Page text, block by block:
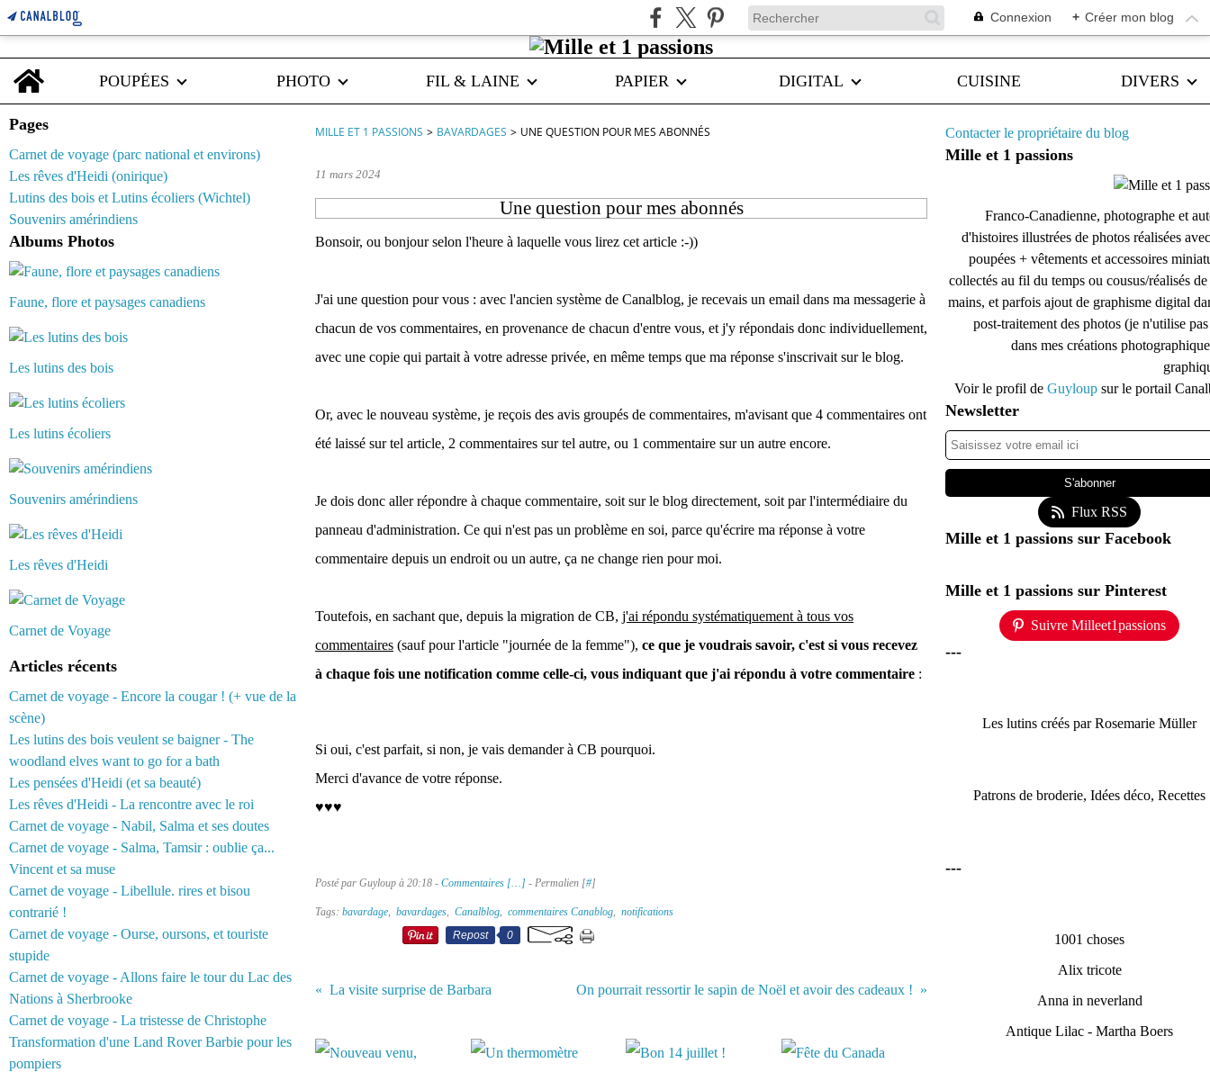
Connexion + Créer mon blog
Home
POUPÉES
PHOTO FIL & LAINE PAPIER DIGITAL CUISINE DIVERS
Pages
Carnet de voyage (parc national et environs)
Les rêves d'Heidi (onirique)
Lutins des bois et Lutins écoliers (Wichtel)
Souvenirs amérindiens
Albums Photos
Faune, flore et paysages canadiens
Les lutins des bois
Les lutins écoliers
Souvenirs amérindiens
Les rêves d'Heidi
Carnet de Voyage
Articles récents
Carnet de voyage - Encore la cougar ! (+ vue de la
scène)
Les lutins des bois veulent se baigner - The
woodland elves want to go for a bath
Les pensées d'Heidi (et sa beauté)
Les rêves d'Heidi - La rencontre avec le roi
Carnet de voyage - Nabil, Salma et ses doutes
Carnet de voyage - Salma, Tamsir : oublie ça...
Vincent et sa muse
Carnet de voyage - Libellule. rires et bisou
contrarié !
Carnet de voyage - Ourse, oursons, et touriste
stupide
Carnet de voyage - Allons faire le tour du Lac des
Nations à Sherbrooke
Carnet de voyage - La tristesse de Christophe
Transformation d'une Land Rover Barbie pour les
pompiers
MILLE ET 1 PASSIONS > BAVARDAGES > UNE QUESTION POUR MES ABONNÉS
11 mars 2024
Une question pour mes abonnés
Bonsoir, ou bonjour selon l'heure à laquelle vous lirez cet article :-))
J'ai une question pour vous : avec l'ancien système de Canalblog, je recevais un email dans ma messagerie à
chacun de vos commentaires, en provenance de chacun d'entre vous, et j'y répondais donc individuellement,
avec une copie qui partait à votre adresse privée, en même temps que ma réponse s'inscrivait sur le blog.
Or, avec le nouveau système, je reçois des avis groupés de commentaires, m'avisant que 4 commentaires ont
été laissé sur tel article, 2 commentaires sur tel autre, ou 1 commentaire sur un autre encore.
Je dois donc aller répondre à chaque commentaire, soit sur le blog directement, soit par l'intermédiaire du
panneau d'administration. Ce qui n'est pas un problème en soi, parce qu'écrire ma réponse à votre
commentaire depuis un endroit ou un autre, ça ne change rien pour moi.
Toutefois, en sachant que, depuis la migration de CB, j'ai répondu systématiquement à tous vos
commentaires (sauf pour l'article "journée de la femme"), ce que je voudrais savoir, c'est si vous recevez
à chaque fois une notification comme celle-ci, vous indiquant que j'ai répondu à votre commentaire :
Si oui, c'est parfait, si non, je vais demander à CB pourquoi.
Merci d'avance de votre réponse.
♥♥♥
Posté par Guyloup à 20:18 - Commentaires […] - Permalien [#]
Tags: bavardage, bavardages, Canalblog, commentaires Canablog, notifications
Repost
0
La visite surprise de Barbara On pourrait ressortir le sapin de Noël et avoir des cadeaux !
Contacter le propriétaire du blog
Mille et 1 passions
Franco-Canadienne, photographe et
d'histoires illustrées de photos réalisées
poupées + vêtements et accessoires
collectés au fil du temps ou cousus/réalisés de
mains, et parfois ajout de graphisme digital
post-traitement des photos (je n'utilise
dans mes créations
Voir le profil de Guyloup sur le portail
Newsletter
Flux RSS
Mille et 1 passions sur Facebook
Mille et 1 passions sur Pinterest
Suivre Milleet1passions
---
Les lutins créés par Rosemarie Müller
Patrons de broderie, Idées déco, Recettes
---
1001 choses
Alix tricote
Anna in neverland
Antique Lilac - Martha Boers